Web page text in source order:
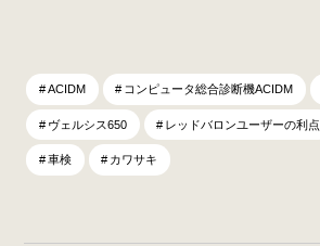
ACIDM コンピュータ総合診断機ACIDM
ヴェルシス650 レッドバロンユーザーの利点
車検 カワサキ